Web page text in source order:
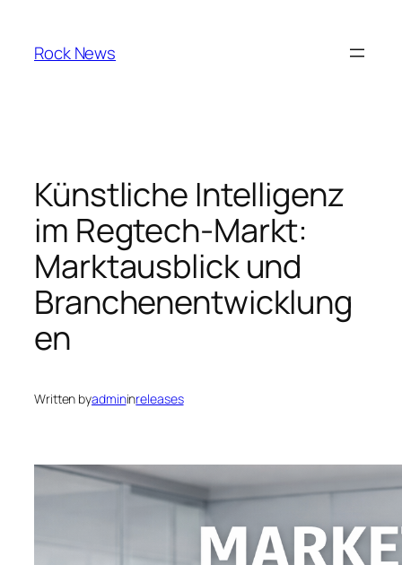
content
Rock News
Künstliche Intelligenz
im Regtech-Markt:
Marktausblick und
Branchenentwicklung
en
Written byadmininreleases